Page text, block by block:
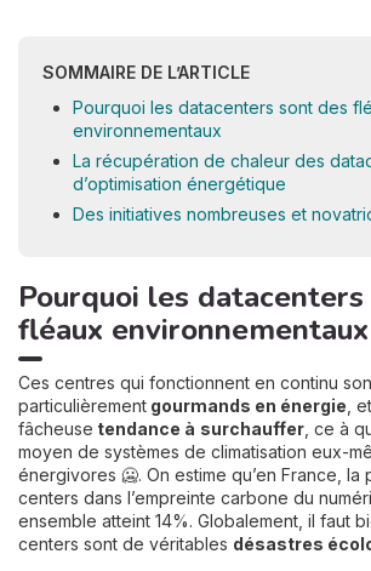
SOMMAIRE DE L’ARTICLE
Pourquoi les datacenters sont des
environnementaux
La récupération de chaleur des
d’optimisation énergétique
Des initiatives nombreuses et
Pourquoi les
fléaux environnementaux
Ces centres qui fonctionnent en continu
particulièrement gourmands en énergie ,
fâcheuse tendance à surchauffer , ce à
moyen de systèmes de climatisation eux-
énergivores 🥶. On estime qu’en France, la
centers dans l’empreinte carbone du
ensemble atteint 14%. Globalement, il faut
centers sont de véritables désastres